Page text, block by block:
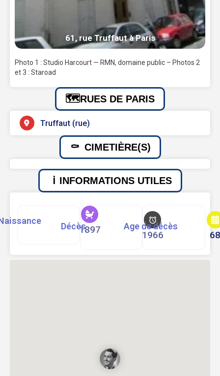
61, rue Truffaut à Paris
Photo 1 : Studio Harcourt — RMN, domaine public – Photos 2
et 3 : Staroad
RUES DE PARIS
Truffaut (rue)
CIMETIÈRE(S)
INFORMATIONS UTILES
1897
Décès
1966
Age de décès